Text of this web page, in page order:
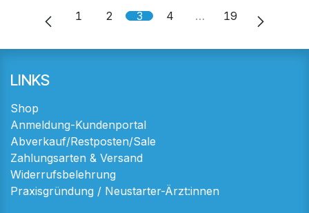
1 2 3 4 … 19
LINKS
Shop
Anmeldung-Kundenportal
Abverkauf/Restposten/Sale
Zahlungsarten & Versand
Widerrufsbelehrung
Praxisgründung / Neustarter-Ärzt:innen